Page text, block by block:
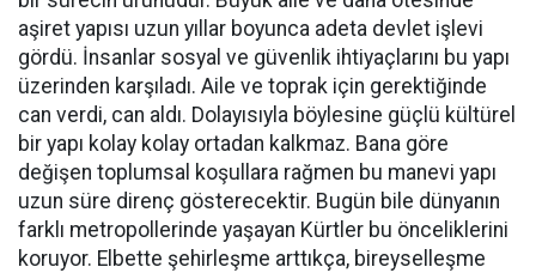
aşiret yapısı uzun yıllar boyunca adeta devlet işlevi
gördü. İnsanlar sosyal ve güvenlik ihtiyaçlarını bu yapı
üzerinden karşıladı. Aile ve toprak için gerektiğinde
can verdi, can aldı. Dolayısıyla böylesine güçlü kültürel
bir yapı kolay kolay ortadan kalkmaz. Bana göre
değişen toplumsal koşullara rağmen bu manevi yapı
uzun süre direnç gösterecektir. Bugün bile dünyanın
farklı metropollerinde yaşayan Kürtler bu önceliklerini
koruyor. Elbette şehirleşme arttıkça, bireyselleşme